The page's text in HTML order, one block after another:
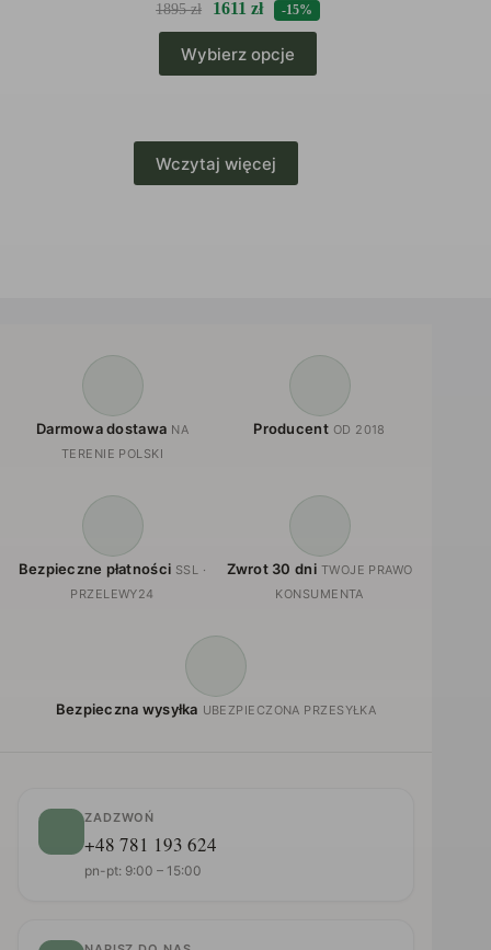
1895zł 1611zł -15%
Wybierz opcje
produkt
ma
Opcje
można
wybrać
Wczytaj więcej
Darmowa dostawa NA
TERENIE POLSKI
Producent OD 2018
Bezpieczne płatności SSL ·
PRZELEWY24
Zwrot 30 dni TWOJE PRAWO
KONSUMENTA
Bezpieczna wysyłka UBEZPIECZONA PRZESYŁKA
ZADZWOŃ
+48 781 193 624
pn-pt: 9:00 – 15:00